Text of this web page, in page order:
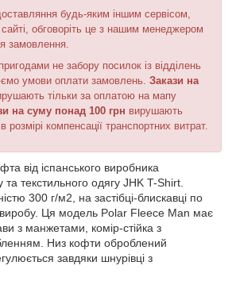
будь-яким іншим сервісом,
сайті, обговоріть це з нашим менеджером
замовлення.
не забору посилок із відділень
умови оплати замовлень. Закази на
тільки за оплатою на мапу
на суму понад 100 грн вирушають
розмірі компенсації транспортних витрат.
від іспанського виробника
та текстильного одягу JHK T-Shirt.
300 г/м2, на застібці-блискавці по
виробу. Ця модель Polar Fleece Man має
з манжетами, комір-стійка з
Низ кофти оброблений
завдяки шнурівці з